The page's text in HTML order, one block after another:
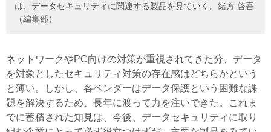
は、データセキュリティに関連する製品を見ていく。緒方 啓吾
（編集部）
ネットワークやPC向けの対策が重視されてきた分、データ
を対象としたセキュリティ対策の存在感はどちらかという
と薄い。しかし、各ベンダーはデータ保護という困難な課
題を解決するため、長年に渡って力を注いできた。これま
でに蓄積された知見は、今後、データセキュリティに取り